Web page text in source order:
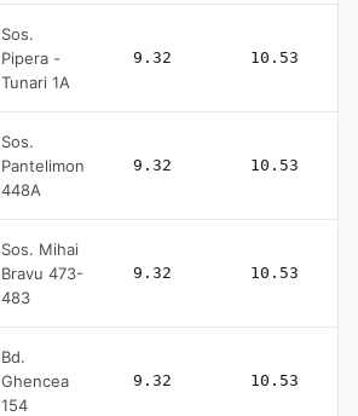
Sos.
Pipera -
Tunari 1A
9.32 10.53
Sos.
Pantelimon
448A
9.32 10.53
Sos. Mihai
Bravu 473-
483
9.32 10.53
Bd.
Ghencea
154
9.32 10.53